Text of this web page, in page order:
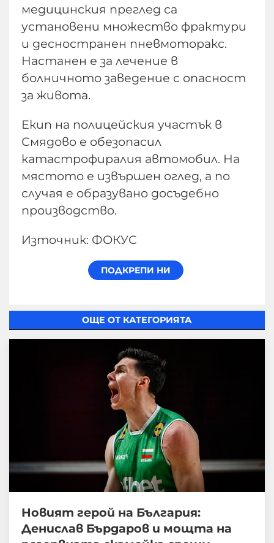
медицинския преглед са
установени множество фрактури
и десностранен пневмоторакс.
Настанен е за лечение в
болничното заведение с опасност
за живота.
Екип на полицейския участък в
Смядово е обезопасил
катастрофиралия автомобил. На
мястото е извършен оглед, а по
случая е образувано досъдебно
производство.
Източник: ФОКУС
ОЩЕ ОТ КАТЕГОРИЯТА
Новият герой на България:
Денислав Бърдаров и мощта на